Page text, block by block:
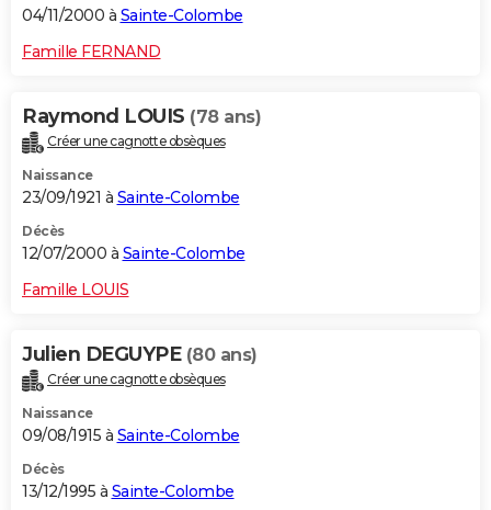
04/11/2000 à Sainte-Colombe
Famille FERNAND
Raymond LOUIS (78 ans)
Créer une cagnotte obsèques
Naissance
23/09/1921 à Sainte-Colombe
Décès
12/07/2000 à Sainte-Colombe
Famille LOUIS
Julien DEGUYPE (80 ans)
Créer une cagnotte obsèques
Naissance
09/08/1915 à Sainte-Colombe
Décès
13/12/1995 à Sainte-Colombe